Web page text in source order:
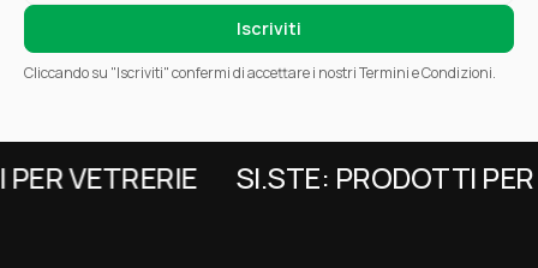
Cliccando su "Iscriviti" confermi di accettare i nostri Termini e Condizioni.
VETRERIE SI.STE: PRODOTTI PER